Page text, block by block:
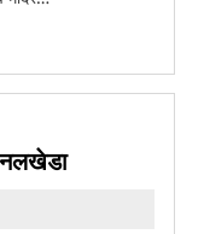
नलखेडा